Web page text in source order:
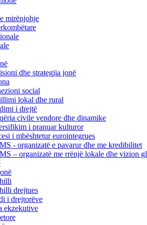
mirënjohje
dhe strategjia jonë
social
lokal dhe rural
i drejtë
civile vendore dhe dinamike
i pranuar kulturor
i mbështetur eurointegrues
- organizatë e pavarur dhe me kredibilitet
– organizatë me rrënjë lokale dhe vizion
drejtues
i drejtorëve
ekzekutive